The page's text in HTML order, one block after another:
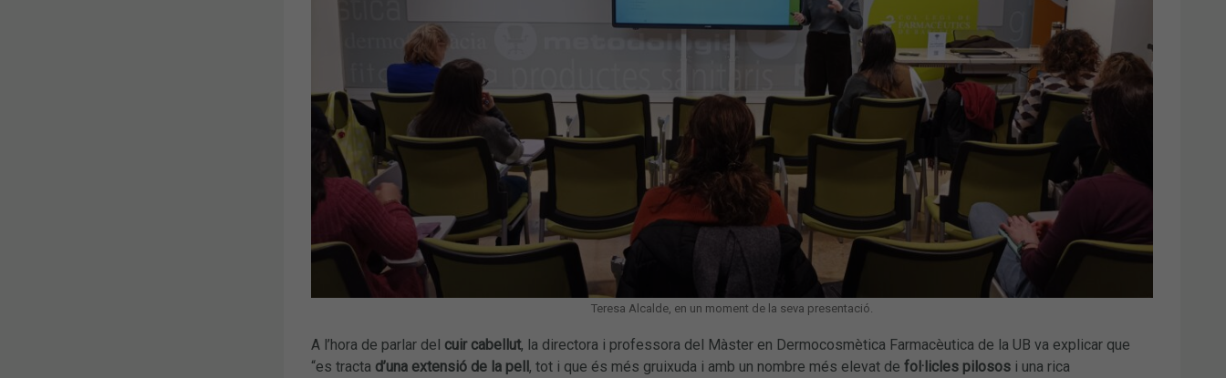
Teresa Alcalde, en un moment de la seva presentació.
A l’hora de parlar del cuir cabellut, la directora i professora del Màster en Dermocosmètica Farmacèutica de la UB va explicar que
“es tracta d’una extensió de la pell, tot i que és més gruixuda i amb un nombre més elevat de fol·licles pilososi una rica